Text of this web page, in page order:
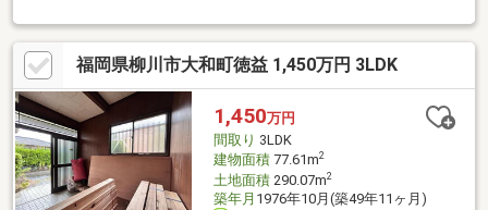
夫■自営業でも家は買えます■シングルマザーでも家は買えます■
他の不動産屋で審査を断れても1度相談してください初めてのマイ
ホーム探しでお得情報お教え致します・不動産購入時にかかる税
金・住宅ローンの控除と手続き・諸経費のご説明※住宅ローンア
ドバイザーが丁寧に貴方様のマイホーム実現を幅広くサポート致
します！まだ借入が残っている方・すでに持家をお持ちの方、ど
んな事でもご相談下さい！
福岡県柳川市大和町徳益 1,450万円 3LDK
1,450万円
間取り 3LDK
建物面積77.61m2
土地面積290.07m2
築年月 1976年10月(築49年11ヶ月)